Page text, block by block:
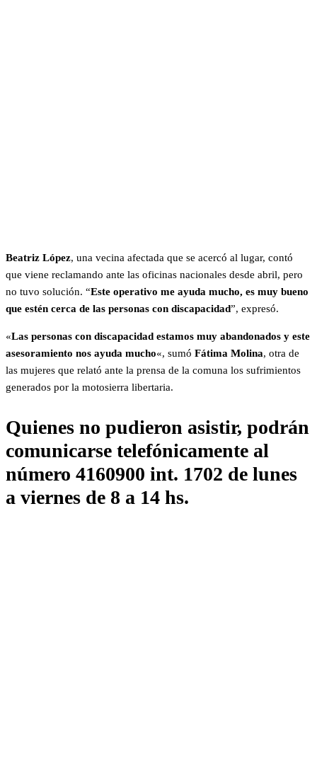
Beatriz López, una vecina afectada que se acercó al lugar, contó
que viene reclamando ante las oficinas nacionales desde abril, pero
no tuvo solución. “Este operativo me ayuda mucho, es muy bueno
que estén cerca de las personas con discapacidad”, expresó.
«Las personas con discapacidad estamos muy abandonados y este
asesoramiento nos ayuda mucho«, sumó Fátima Molina, otra de
las mujeres que relató ante la prensa de la comuna los sufrimientos
generados por la motosierra libertaria.
Quienes no pudieron asistir, podrán
comunicarse telefónicamente al
número 4160900 int. 1702 de lunes
a viernes de 8 a 14 hs.